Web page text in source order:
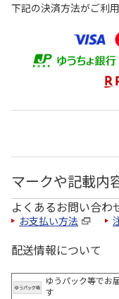
下記の決済方法がご利用
マークや記載内
よくあるお問い合わ
お支払い方法
配送情報について
ゆうパック等でお
す